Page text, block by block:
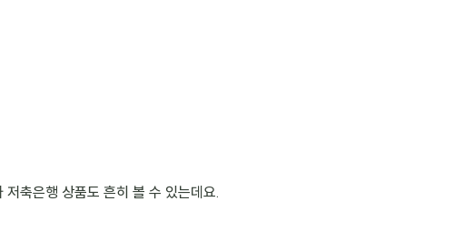
축은행 상품도 흔히 볼 수 있는데요.